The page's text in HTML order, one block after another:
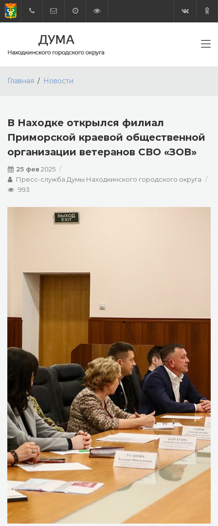
Главная Новости
В Находке открылся филиал
Приморской краевой общественной
организации ветеранов СВО «ЗОВ»
25 фев 2025
Пресс-служба Думы Находкинского городского округа
993